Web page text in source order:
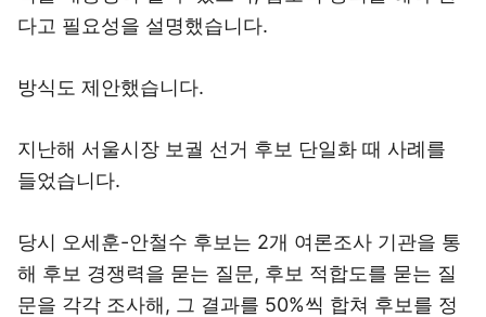
다고 필요성을 설명했습니다.
방식도 제안했습니다.
지난해 서울시장 보궐 선거 후보 단일화 때 사례를
들었습니다.
당시 오세훈-안철수 후보는 2개 여론조사 기관을 통
해 후보 경쟁력을 묻는 질문, 후보 적합도를 묻는 질
문을 각각 조사해, 그 결과를 50%씩 합쳐 후보를 정